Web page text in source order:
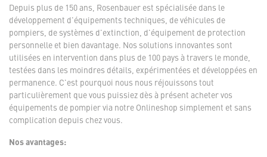
Depuis plus de 150 ans, Rosenbauer est spécialisée dans le
développement d'équipements techniques, de véhicules de
pompiers, de systèmes d'extinction, d'équipement de protection
personnelle et bien davantage. Nos solutions innovantes sont
utilisées en intervention dans plus de 100 pays à travers le monde,
testées dans les moindres détails, expérimentées et développées en
permanence. C'est pourquoi nous nous réjouissons tout
particulièrement que vous puissiez dès à présent acheter vos
équipements de pompier via notre Onlineshop simplement et sans
complication depuis chez vous.
Nos avantages: